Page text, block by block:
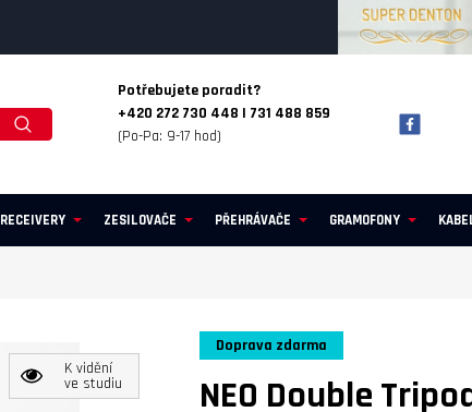
Potřebujete poradit?
+420 272 730 448 | 731 488 859
(Po-Pa: 9-17 hod)
RECEIVERY ZESILOVAČE PŘEHRÁVAČE GRAMOFONY
K vidění
ve studiu
Doprava zdarma
NEO Double